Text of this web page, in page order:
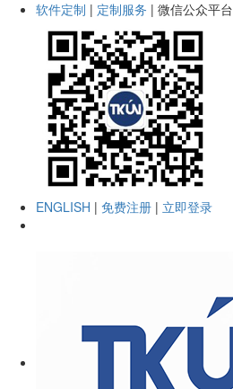
软件定制 | 定制服务 | 微信公众平台
ENGLISH | 免费注册 | 立即登录